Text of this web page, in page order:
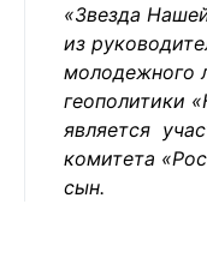
«Звезда
из
молодежного
геополитики
является
комитета
сын.